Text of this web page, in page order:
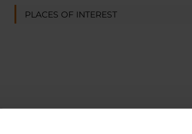
PLACES OF INTEREST